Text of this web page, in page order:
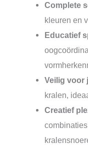
Complete
kleuren en
Educatief
Veilig voor
kralen,
Creatief